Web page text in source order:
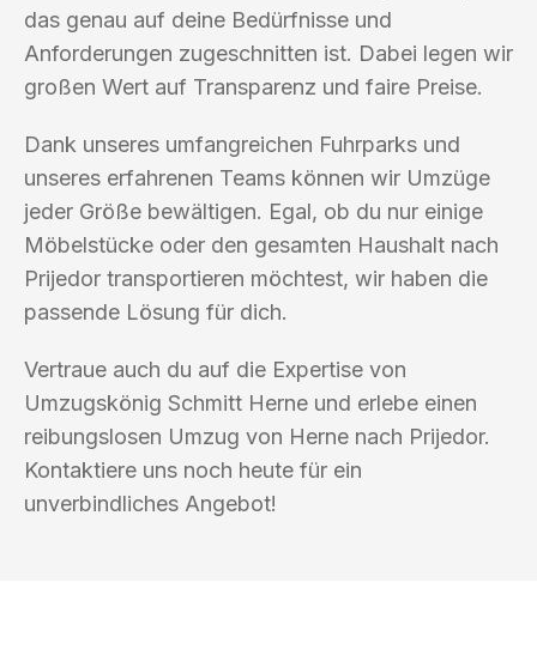
das genau auf deine Bedürfnisse und
Anforderungen zugeschnitten ist. Dabei legen wir
großen Wert auf Transparenz und faire Preise.
Dank unseres umfangreichen Fuhrparks und
unseres erfahrenen Teams können wir Umzüge
jeder Größe bewältigen. Egal, ob du nur einige
Möbelstücke oder den gesamten Haushalt nach
Prijedor transportieren möchtest, wir haben die
passende Lösung für dich.
Vertraue auch du auf die Expertise von
Umzugskönig Schmitt Herne und erlebe einen
reibungslosen Umzug von Herne nach Prijedor.
Kontaktiere uns noch heute für ein
unverbindliches Angebot!